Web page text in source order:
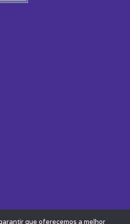
que oferecemos a melhor